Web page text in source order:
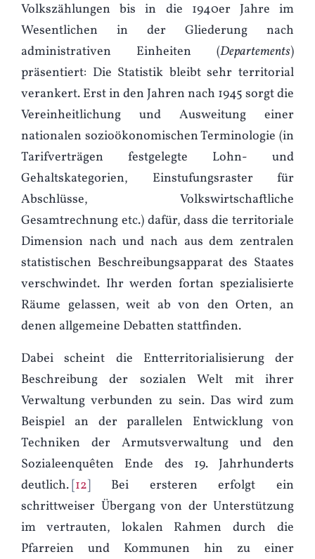
Volkszählungen bis in die 1940er Jahre im
Wesentlichen in der Gliederung nach
administrativen Einheiten (Departements)
präsentiert: Die Statistik bleibt sehr territorial
verankert. Erst in den Jahren nach 1945 sorgt die
Vereinheitlichung und Ausweitung einer
nationalen sozioökonomischen Terminologie (in
Tarifverträgen festgelegte Lohn- und
Gehaltskategorien, Einstufungsraster für
Abschlüsse, Volkswirtschaftliche
Gesamtrechnung etc.) dafür, dass die territoriale
Dimension nach und nach aus dem zentralen
statistischen Beschreibungsapparat des Staates
verschwindet. Ihr werden fortan spezialisierte
Räume gelassen, weit ab von den Orten, an
denen allgemeine Debatten stattfinden.
Dabei scheint die Entterritorialisierung der
Beschreibung der sozialen Welt mit ihrer
Verwaltung verbunden zu sein. Das wird zum
Beispiel an der parallelen Entwicklung von
Techniken der Armutsverwaltung und den
Sozialeenquêten Ende des 19. Jahrhunderts
deutlich. 12 Bei ersteren erfolgt ein
schrittweiser Übergang von der Unterstützung
im vertrauten, lokalen Rahmen durch die
Pfarreien und Kommunen hin zu einer